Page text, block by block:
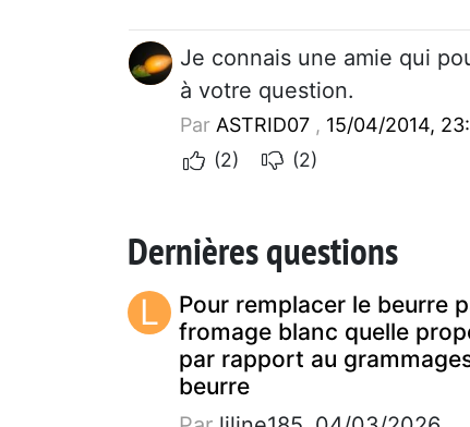
Je connais une amie qui
à votre question.
Par ASTRID07 , 15/04/2014,
(2)
(2)
Dernières questions
L
Pour remplacer le beurre
fromage blanc quelle
par rapport au
beurre